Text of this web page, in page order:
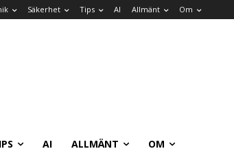
Säkerhet Tips AI Allmänt Om
AI ALLMÄNT OM